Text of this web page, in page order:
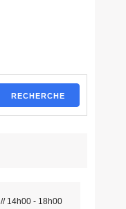
RECHERCHE
// 14h00 - 18h00